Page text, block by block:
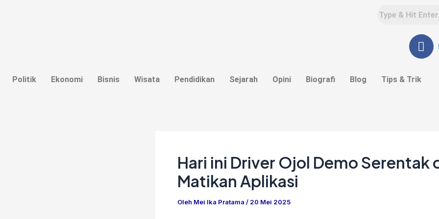
F
a
e
Politik Ekonomi Bisnis Wisata Pendidikan Sejarah Opini Biografi Blog Tips & Trik
Hari ini Driver Ojol Demo Serentak
Matikan Aplikasi
Oleh Mei Ika Pratama / 20 Mei 2025